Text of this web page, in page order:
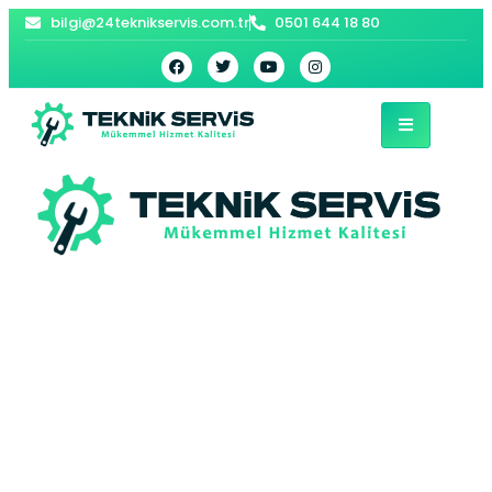
bilgi@24teknikservis.com.tr 0501 644 18 80